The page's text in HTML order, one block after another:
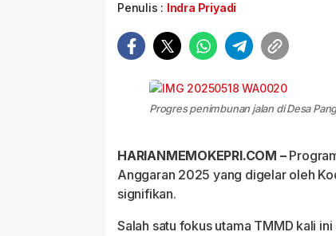
Penulis : Indra Priyadi
Progres penimbunan jalan di Desa
HARIANMEMOKEPRI.COM –
Anggaran 2025 yang digelar oleh
signifikan.
Salah satu fokus utama TMMD kali